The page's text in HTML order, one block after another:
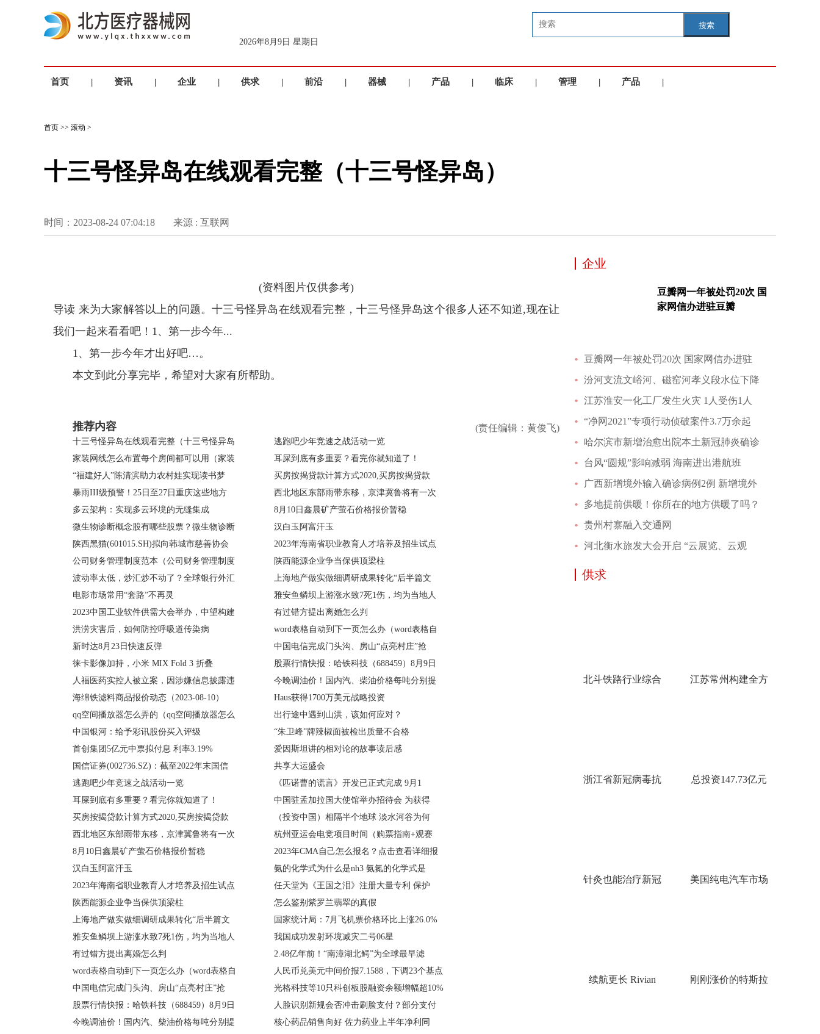
2026年8月9日 星期日
搜索
首页 | 资讯 | 企业 | 供求 | 前沿 | 器械 | 产品 | 临床 | 管理 | 产品 |
首页 >> 滚动 >
十三号怪异岛在线观看完整（十三号怪异岛）
时间：2023-08-24 07:04:18 来源 : 互联网
(资料图片仅供参考)
导读 来为大家解答以上的问题。十三号怪异岛在线观看完整，十三号怪异岛这个很多人还不知道,现在让
我们一起来看看吧！1、第一步今年...
1、第一步今年才出好吧…。
本文到此分享完毕，希望对大家有所帮助。
(责任编辑：黄俊飞)
推荐内容
十三号怪异岛在线观看完整（十三号怪异岛
家装网线怎么布置每个房间都可以用（家装
“福建好人”陈清滨助力农村娃实现读书梦
暴雨III级预警！25日至27日重庆这些地方
多云架构：实现多云环境的无缝集成
微生物诊断概念股有哪些股票？微生物诊断
陕西黑猫(601015.SH)拟向韩城市慈善协会
公司财务管理制度范本（公司财务管理制度
波动率太低，炒汇炒不动了？全球银行外汇
电影市场常用“套路”不再灵
2023中国工业软件供需大会举办，中望构建
洪涝灾害后，如何防控呼吸道传染病
新时达8月23日快速反弹
徕卡影像加持，小米 MIX Fold 3 折叠
人福医药实控人被立案，因涉嫌信息披露违
海绵铁滤料商品报价动态（2023-08-10）
qq空间播放器怎么弄的（qq空间播放器怎么
中国银河：给予彩讯股份买入评级
首创集团5亿元中票拟付息 利率3.19%
国信证券(002736.SZ)：截至2022年末国信
逃跑吧少年竞速之战活动一览
耳屎到底有多重要？看完你就知道了！
买房按揭贷款计算方式2020,买房按揭贷款
西北地区东部雨带东移，京津冀鲁将有一次
8月10日鑫晨矿产萤石价格报价暂稳
汉白玉阿富汗玉
2023年海南省职业教育人才培养及招生试点
陕西能源企业争当保供顶梁柱
上海地产做实做细调研成果转化“后半篇文
雅安鱼鳞坝上游涨水致7死1伤，均为当地人
有过错方提出离婚怎么判
word表格自动到下一页怎么办（word表格自
中国电信完成门头沟、房山“点亮村庄”抢
股票行情快报：哈铁科技（688459）8月9日
今晚调油价！国内汽、柴油价格每吨分别提
逃跑吧少年竞速之战活动一览
耳屎到底有多重要？看完你就知道了！
买房按揭贷款计算方式2020,买房按揭贷款
西北地区东部雨带东移，京津冀鲁将有一次
8月10日鑫晨矿产萤石价格报价暂稳
汉白玉阿富汗玉
2023年海南省职业教育人才培养及招生试点
陕西能源企业争当保供顶梁柱
上海地产做实做细调研成果转化“后半篇文
雅安鱼鳞坝上游涨水致7死1伤，均为当地人
有过错方提出离婚怎么判
word表格自动到下一页怎么办（word表格自
中国电信完成门头沟、房山“点亮村庄”抢
股票行情快报：哈铁科技（688459）8月9日
今晚调油价！国内汽、柴油价格每吨分别提
Haus获得1700万美元战略投资
出行途中遇到山洪，该如何应对？
“朱卫峰”牌辣椒面被检出质量不合格
爱因斯坦讲的相对论的故事读后感
共享大运盛会
《匹诺曹的谎言》开发已正式完成 9月1
中国驻孟加拉国大使馆举办招待会 为获得
（投资中国）相隔半个地球 淡水河谷为何
杭州亚运会电竞项目时间（购票指南+观赛
2023年CMA自己怎么报名？点击查看详细报
氨的化学式为什么是nh3 氨氮的化学式是
任天堂为《王国之泪》注册大量专利 保护
怎么鉴别紫罗兰翡翠的真假
国家统计局：7月飞机票价格环比上涨26.0%
我国成功发射环境减灾二号06星
2.48亿年前！“南漳湖北鳄”为全球最早滤
人民币兑美元中间价报7.1588，下调23个基点
光格科技等10只科创板股融资余额增幅超10%
人脸识别新规会否冲击刷脸支付？部分支付
核心药品销售向好 佐力药业上半年净利同
企业
豆瓣网一年被处罚20次 国
家网信办进驻豆瓣
豆瓣网一年被处罚20次 国家网信办进驻
汾河支流文峪河、磁窑河孝义段水位下降
江苏淮安一化工厂发生火灾 1人受伤1人
“净网2021”专项行动侦破案件3.7万余起
哈尔滨市新增治愈出院本土新冠肺炎确诊
台风“圆规”影响减弱 海南进出港航班
广西新增境外输入确诊病例2例 新增境外
多地提前供暖！你所在的地方供暖了吗？
贵州村寨融入交通网
河北衡水旅发大会开启 “云展览、云观
供求
北斗铁路行业综合 江苏常州构建全方
浙江省新冠病毒抗 总投资147.73亿元
针灸也能治疗新冠 美国纯电汽车市场
续航更长 Rivian 刚刚涨价的特斯拉